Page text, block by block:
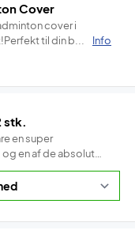
Cover
cover i
til din b...
Info
stk.
en super
en af de absolut